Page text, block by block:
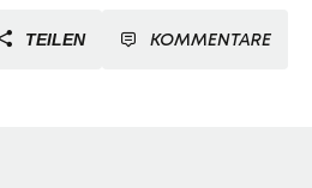
TEILEN KOMMENTARE